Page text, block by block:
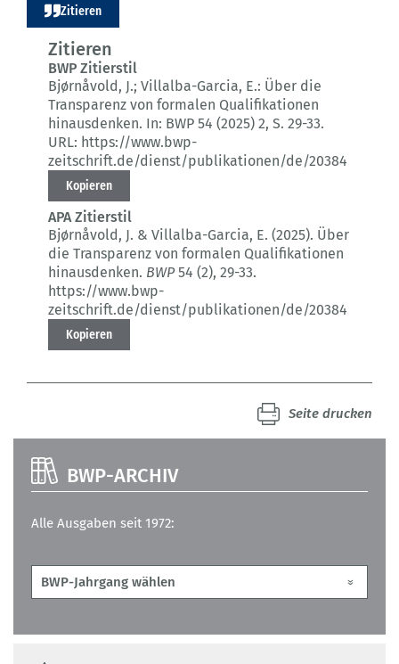
Zitieren
Zitieren
BWP Zitierstil
Bjørnåvold, J.; Villalba-Garcia, E.: Über die
Transparenz von formalen Qualifikationen
hinausdenken. In: BWP 54 (2025) 2, S. 29-33.
URL: https://www.bwp-
zeitschrift.de/dienst/publikationen/de/20384
Kopieren
APA Zitierstil
Bjørnåvold, J. & Villalba-Garcia, E. (2025). Über
die Transparenz von formalen Qualifikationen
hinausdenken. BWP54 (2), 29-33.
https://www.bwp-
zeitschrift.de/dienst/publikationen/de/20384
Kopieren
Seite drucken
BWP-ARCHIV
Alle Ausgaben seit 1972: